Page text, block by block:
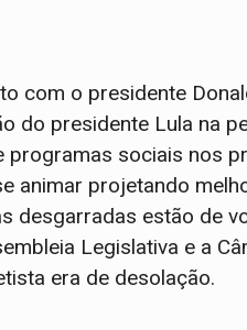
com o presidente
do presidente Lula na
sociais nos
animar projetando
desgarradas estão de
Legislativa e a
era de desolação.